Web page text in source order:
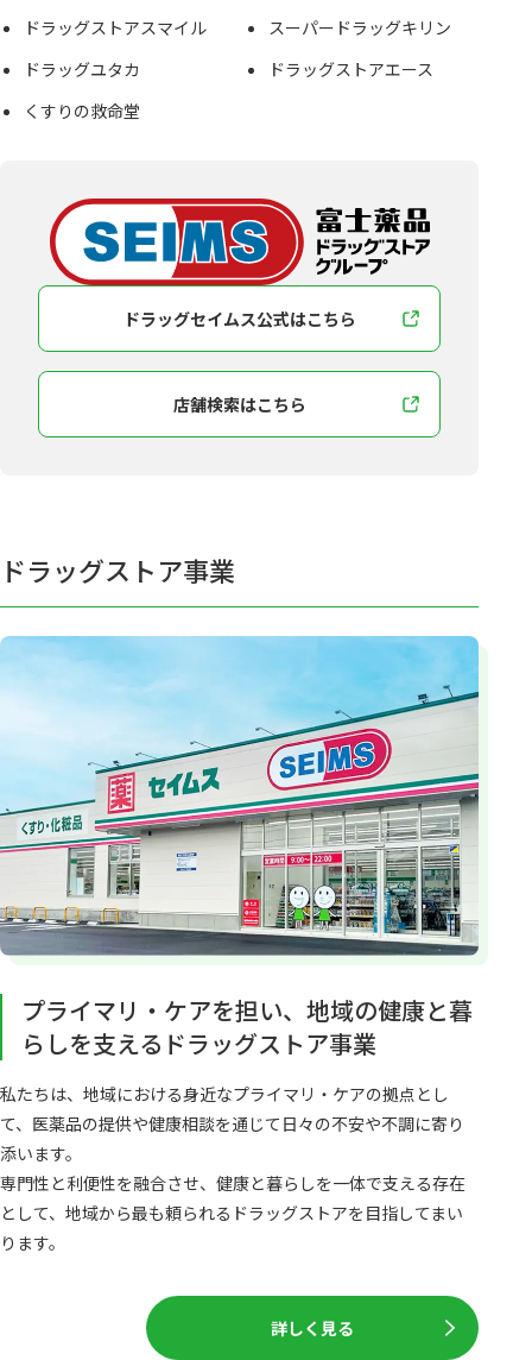
ドラッグストアスマイル
スーパードラッグキリン
ドラッグユタカ
ドラッグストアエース
くすりの救命堂
ドラッグセイムス公式はこちら
店舗検索はこちら
ドラッグストア事業
プライマリ・ケアを担い、地域の健康と暮
らしを支えるドラッグストア事業
私たちは、地域における身近なプライマリ・ケアの拠点とし
て、医薬品の提供や健康相談を通じて日々の不安や不調に寄り
添います。
専門性と利便性を融合させ、健康と暮らしを一体で支える存在
として、地域から最も頼られるドラッグストアを目指してまい
ります。
詳しく見る